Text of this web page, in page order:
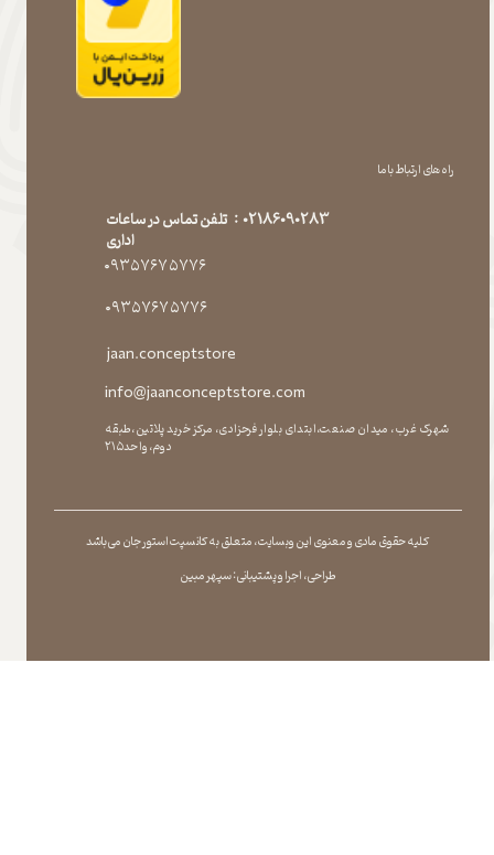
راه های ارتباط با ما
کلیه حقوق مادی و معنوی این وبسایت ، متعلق به کانسپت استور جان می باشد
طراحی ، اجرا و پشتیبانی : سپهر مبین
02186090283 : تلفن تماس در ساعات
اداری
۰۹۳۵۷۶۷۵۷۷۶
۰۹۳۵۷۶۷۵۷۷۶
jaan.conceptstore
info@jaanconceptstore.com
شهرک غرب، میدان صنعت،ابتدای بلوار فرحزادی، مرکز خرید پلاتین،طبقه
دوم،واحد۲۱۵